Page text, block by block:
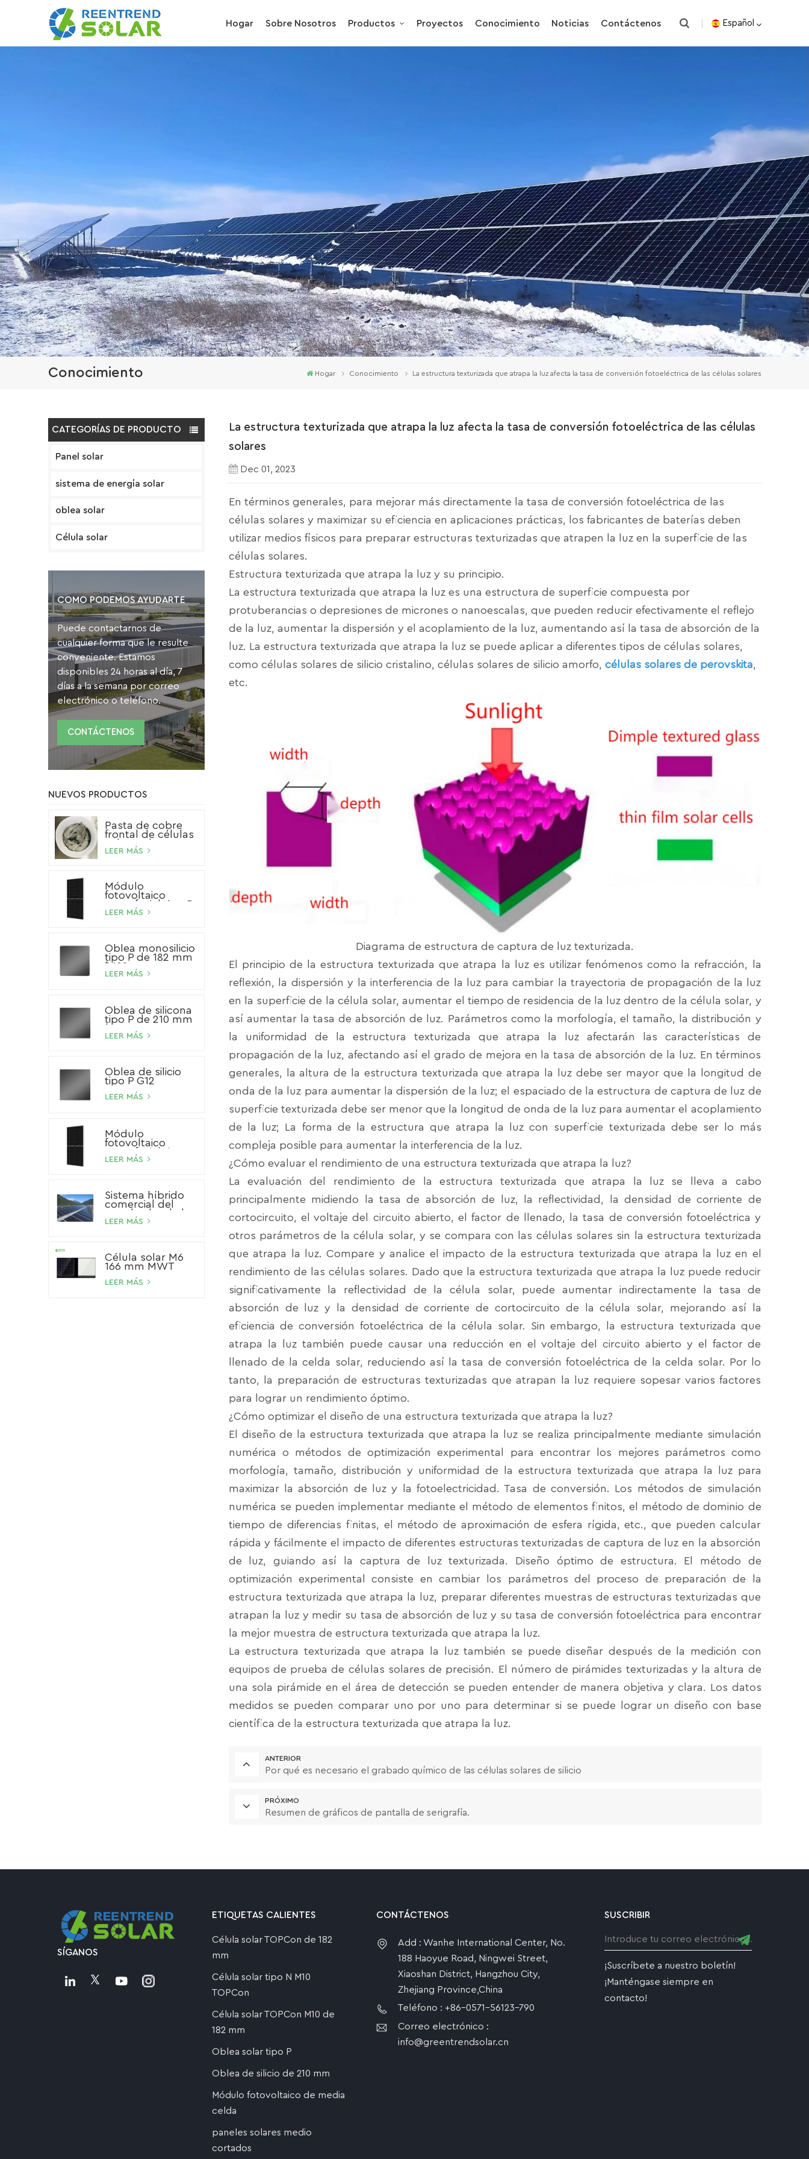
Hogar Sobre Nosotros Productos Proyectos Conocimiento Noticias Contáctenos Español
Conocimiento Hogar Conocimiento La estructura texturizada que atrapa la luz afecta la tasa de conversión fotoeléctrica de las células solares
CATEGORÍAS DE PRODUCTO
Panel solar
sistema de energía solar
oblea solar
Célula solar
COMO PODEMOS AYUDARTE
Puede contactarnos de
cualquier forma que le resulte
conveniente. Estamos
disponibles 24 horas al día, 7
días a la semana por correo
electrónico o teléfono.
CONTÁCTENOS
NUEVOS PRODUCTOS
Pasta de cobre
frontal de células
solares de HJT
LEER MÁS
Módulo
fotovoltaico
monofacial tipo P
de 540 W
LEER MÁS
Oblea monosilicio
tipo P de 182 mm
* 182 mm
LEER MÁS
Oblea de silicona
tipo P de 210 mm
* 210 mm
LEER MÁS
Oblea de silicio
tipo P G12
LEER MÁS
Módulo
fotovoltaico
monofacial tipo P
de 545 W
LEER MÁS
Sistema híbrido
comercial del
panel solar de la
batería de ión de
100kW 200kW
500kW
LEER MÁS
Célula solar M6
166 mm MWT
LEER MÁS
La estructura texturizada que atrapa la luz afecta la tasa de conversión fotoeléctrica de las células
solares
Dec 01, 2023
En términos generales, para mejorar más directamente la tasa de conversión fotoeléctrica de las
células solares y maximizar su eficiencia en aplicaciones prácticas, los fabricantes de baterías deben
utilizar medios físicos para preparar estructuras texturizadas que atrapen la luz en la superficie de las
células solares.
Estructura texturizada que atrapa la luz y su principio.
La estructura texturizada que atrapa la luz es una estructura de superficie compuesta por
protuberancias o depresiones de micrones o nanoescalas, que pueden reducir efectivamente el reflejo
de la luz, aumentar la dispersión y el acoplamiento de la luz, aumentando así la tasa de absorción de la
luz. La estructura texturizada que atrapa la luz se puede aplicar a diferentes tipos de células solares,
como células solares de silicio cristalino, células solares de silicio amorfo, células solares de perovskita,
etc.
Diagrama de estructura de captura de luz texturizada.
El principio de la estructura texturizada que atrapa la luz es utilizar fenómenos como la refracción, la
reflexión, la dispersión y la interferencia de la luz para cambiar la trayectoria de propagación de la luz
en la superficie de la célula solar, aumentar el tiempo de residencia de la luz dentro de la célula solar, y
así aumentar la tasa de absorción de luz. Parámetros como la morfología, el tamaño, la distribución y
la uniformidad de la estructura texturizada que atrapa la luz afectarán las características de
propagación de la luz, afectando así el grado de mejora en la tasa de absorción de la luz. En términos
generales, la altura de la estructura texturizada que atrapa la luz debe ser mayor que la longitud de
onda de la luz para aumentar la dispersión de la luz; el espaciado de la estructura de captura de luz de
superficie texturizada debe ser menor que la longitud de onda de la luz para aumentar el acoplamiento
de la luz; La forma de la estructura que atrapa la luz con superficie texturizada debe ser lo más
compleja posible para aumentar la interferencia de la luz.
¿Cómo evaluar el rendimiento de una estructura texturizada que atrapa la luz?
La evaluación del rendimiento de la estructura texturizada que atrapa la luz se lleva a cabo
principalmente midiendo la tasa de absorción de luz, la reflectividad, la densidad de corriente de
cortocircuito, el voltaje del circuito abierto, el factor de llenado, la tasa de conversión fotoeléctrica y
otros parámetros de la célula solar, y se compara con las células solares sin la estructura texturizada
que atrapa la luz. Compare y analice el impacto de la estructura texturizada que atrapa la luz en el
rendimiento de las células solares. Dado que la estructura texturizada que atrapa la luz puede reducir
significativamente la reflectividad de la célula solar, puede aumentar indirectamente la tasa de
absorción de luz y la densidad de corriente de cortocircuito de la célula solar, mejorando así la
eficiencia de conversión fotoeléctrica de la célula solar. Sin embargo, la estructura texturizada que
atrapa la luz también puede causar una reducción en el voltaje del circuito abierto y el factor de
llenado de la celda solar, reduciendo así la tasa de conversión fotoeléctrica de la celda solar. Por lo
tanto, la preparación de estructuras texturizadas que atrapan la luz requiere sopesar varios factores
para lograr un rendimiento óptimo.
¿Cómo optimizar el diseño de una estructura texturizada que atrapa la luz?
El diseño de la estructura texturizada que atrapa la luz se realiza principalmente mediante simulación
numérica o métodos de optimización experimental para encontrar los mejores parámetros como
morfología, tamaño, distribución y uniformidad de la estructura texturizada que atrapa la luz para
maximizar la absorción de luz y la fotoelectricidad. Tasa de conversión. Los métodos de simulación
numérica se pueden implementar mediante el método de elementos finitos, el método de dominio de
tiempo de diferencias finitas, el método de aproximación de esfera rígida, etc., que pueden calcular
rápida y fácilmente el impacto de diferentes estructuras texturizadas de captura de luz en la absorción
de luz, guiando así la captura de luz texturizada. Diseño óptimo de estructura. El método de
optimización experimental consiste en cambiar los parámetros del proceso de preparación de la
estructura texturizada que atrapa la luz, preparar diferentes muestras de estructuras texturizadas que
atrapan la luz y medir su tasa de absorción de luz y su tasa de conversión fotoeléctrica para encontrar
la mejor muestra de estructura texturizada que atrapa la luz.
La estructura texturizada que atrapa la luz también se puede diseñar después de la medición con
equipos de prueba de células solares de precisión. El número de pirámides texturizadas y la altura de
una sola pirámide en el área de detección se pueden entender de manera objetiva y clara. Los datos
medidos se pueden comparar uno por uno para determinar si se puede lograr un diseño con base
científica de la estructura texturizada que atrapa la luz.
ANTERIOR
Por qué es necesario el grabado químico de las células solares de silicio
PRÓXIMO
Resumen de gráficos de pantalla de serigrafía.
SÍGANOS
ETIQUETAS CALIENTES
Célula solar TOPCon de 182
mm
Célula solar tipo N M10
TOPCon
Célula solar TOPCon M10 de
182 mm
Oblea solar tipo P
Oblea de silicio de 210 mm
Módulo fotovoltaico de media
celda
paneles solares medio
cortados
CONTÁCTENOS
Add : Wanhe International Center, No.
188 Haoyue Road, Ningwei Street,
Xiaoshan District, Hangzhou City,
Zhejiang Province,China
Teléfono : +86-0571-56123-790
Correo electrónico :
info@greentrendsolar.cn
SUSCRIBIR
¡Suscríbete a nuestro boletín!
¡Manténgase siempre en
contacto!